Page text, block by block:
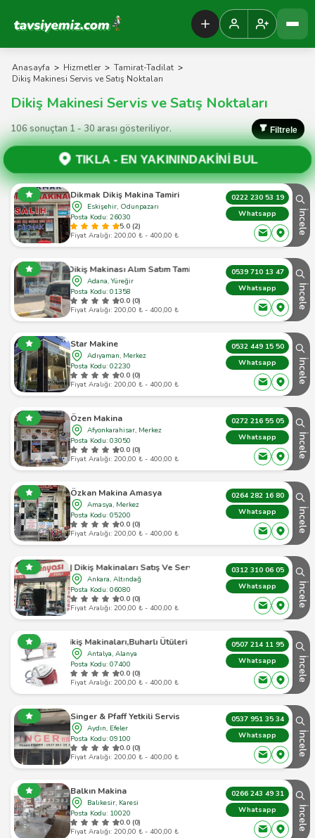
Tavsiyemiz Anasayfa
Anasayfa > Hizmetler > Tamirat-Tadilat >
Dikiş Makinesi Servis ve Satış Noktaları
Dikiş Makinesi Servis ve Satış Noktaları
106 sonuçtan 1 - 30 arası gösteriliyor. Filtrele
TIKLA -EN YAKININDAKİNİ BUL
Dikmak Dikiş Makina Tamiri
Eskişehir, Odunpazarı
Posta Kodu: 26030
5.0 (2)
Fiyat Aralığı: 200,00 ₺ - 400,00 ₺
0222 230 53 19
Whatsapp
İncele
Dikiş Makinası Alım Satım Tamir
Adana, Yüreğir
Posta Kodu: 01358
0.0 (0)
Fiyat Aralığı: 200,00 ₺ - 400,00 ₺
0539 710 13 47
Whatsapp
İncele
Star Makine
Adıyaman, Merkez
Posta Kodu: 02230
0.0 (0)
Fiyat Aralığı: 200,00 ₺ - 400,00 ₺
0532 449 15 50
Whatsapp
İncele
Özen Makina
Afyonkarahisar, Merkez
Posta Kodu: 03050
0.0 (0)
Fiyat Aralığı: 200,00 ₺ - 400,00 ₺
0272 216 55 05
Whatsapp
İncele
Özkan Makina Amasya
Amasya, Merkez
Posta Kodu: 05200
0.0 (0)
Fiyat Aralığı: 200,00 ₺ - 400,00 ₺
0264 282 16 80
Whatsapp
İncele
| Dikiş Makinaları Satış Ve Servis | Pfaff, Singer, Bernina
Ankara, Altındağ
Posta Kodu: 06080
0.0 (0)
Fiyat Aralığı: 200,00 ₺ - 400,00 ₺
0312 310 06 05
Whatsapp
İncele
Seko Dikiş Makinaları,Buharlı Ütüleri Satış & Servis
Antalya, Alanya
Posta Kodu: 07400
0.0 (0)
Fiyat Aralığı: 200,00 ₺ - 400,00 ₺
0507 214 11 95
Whatsapp
İncele
Singer & Pfaff Yetkili Servis
Aydın, Efeler
Posta Kodu: 09100
0.0 (0)
Fiyat Aralığı: 200,00 ₺ - 400,00 ₺
0537 951 35 34
Whatsapp
İncele
Balkın Makina
Balıkesir, Karesi
Posta Kodu: 10020
0.0 (0)
Fiyat Aralığı: 200,00 ₺ - 400,00 ₺
0266 243 49 31
Whatsapp
İncele